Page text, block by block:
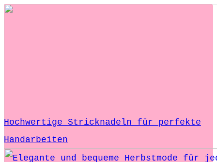
Hochwertige Stricknadeln für perfekte
Handarbeiten